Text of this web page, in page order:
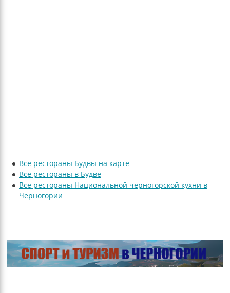
Все рестораны Будвы на карте
Все рестораны в Будве
Все рестораны Национальной черногорской кухни в
Черногории